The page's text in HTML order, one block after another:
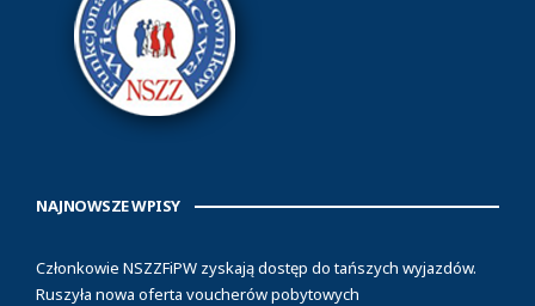
NAJNOWSZE WPISY
Członkowie NSZZFiPW zyskają dostęp do tańszych wyjazdów.
Ruszyła nowa oferta voucherów pobytowych